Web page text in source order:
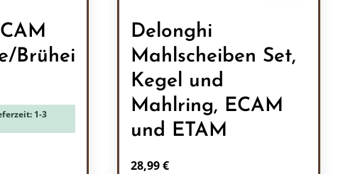
Brühei
1-3
Delonghi
Mahlscheiben Set,
Kegel und
Mahlring, ECAM
und ETAM
Regulärer Preis:
28,99 €